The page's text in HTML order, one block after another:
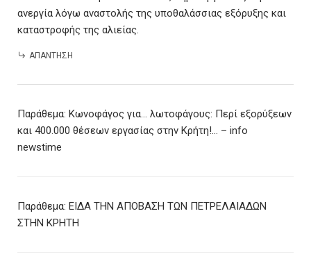
ανεργία λόγω αναστολής της υποθαλάσσιας εξόρυξης και
καταστροφής της αλιείας.
ΑΠΆΝΤΗΣΗ
Παράθεμα: Κωνοφάγος για… λωτοφάγους: Περί εξορύξεων
και 400.000 θέσεων εργασίας στην Κρήτη!… – info
newstime
Παράθεμα: ΕΙΔΑ ΤΗΝ ΑΠΟΒΑΣΗ ΤΩΝ ΠΕΤΡΕΛΑΙΑΔΩΝ
ΣΤΗΝ ΚΡΗΤΗ